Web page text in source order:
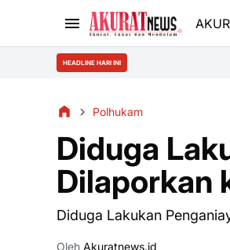
HEADLINE HARI INI
Polhukam
Diduga
Dilaporkan
Diduga Lakukan
Oleh Akuratnews.id